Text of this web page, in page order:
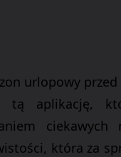
urlopowy
tą aplikację,
która za